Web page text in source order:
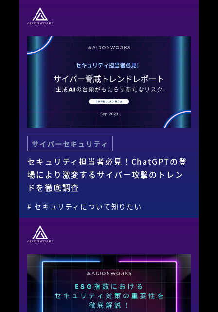
サイバーセキュリティ
セキュリティ担当者必見！ChatGPTの登
場により激変するサイバー攻撃のトレン
ドを徹底調査
# セキュリティについて知りたい